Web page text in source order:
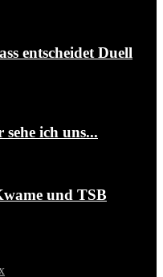
entscheidet Duell
ich uns...
und TSB